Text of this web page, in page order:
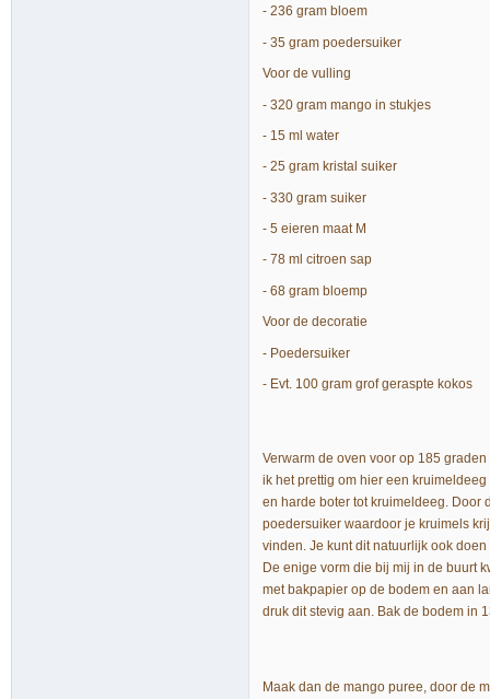
- 236 gram bloem
- 35 gram poedersuiker
Voor de vulling
- 320 gram mango in stukjes
- 15 ml water
- 25 gram kristal suiker
- 330 gram suiker
- 5 eieren maat M
- 78 ml citroen sap
- 68 gram bloemp
Voor de decoratie
- Poedersuiker
- Evt. 100 gram grof geraspte kokos
Verwarm de oven voor op 185
ik het prettig om hier een
en harde boter tot kruimeldeeg. Door
poedersuiker waardoor je kruimels
vinden. Je kunt dit natuurlijk ook
De enige vorm die bij mij in de buurt
met bakpapier op de bodem en aan
druk dit stevig aan. Bak de bodem in
Maak dan de mango puree, door de